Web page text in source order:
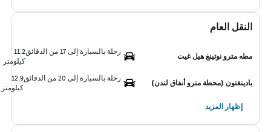
النقل العام
مطه مترو نوتينغ هيل غيت
رحلة بالسيارة إلى 17 من الدقائق
11.2
كيلومتر
بادينغتون (محطة مترو أنفاق لندن)
رحلة بالسيارة إلى 20 من الدقائق
12.9
كيلومتر
إظهار المزيد